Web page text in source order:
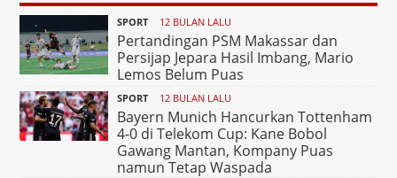
SPORT 12 BULAN LALU
Pertandingan PSM Makassar dan
Persijap Jepara Hasil Imbang, Mario
Lemos Belum Puas
SPORT 12 BULAN LALU
Bayern Munich Hancurkan Tottenham
4-0 di Telekom Cup: Kane Bobol
Gawang Mantan, Kompany Puas
namun Tetap Waspada